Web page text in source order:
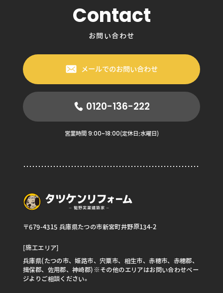
Contact
お問い合わせ
メールでのお問い合わせ
0120-136-222
営業時間 9:00~18:00(定休日:水曜日)
〒679-4315 兵庫県たつの市新宮町井野原134-2
[施工エリア]
兵庫県(たつの市、姫路市、宍粟市、相生市、赤穂市、赤穂郡、
揖保郡、佐用郡、神崎郡)※その他のエリアはお問い合わせペー
ジよりご相談ください。